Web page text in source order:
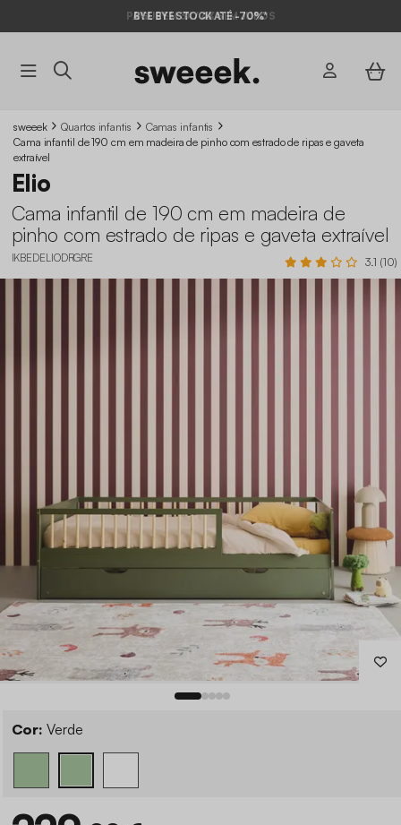
BYE BYE STOCK ATÉ -70%*
sweeek Quartos infantis
Camas infantis
Cama infantil de 190 cm em madeira de pinho com estrado de ripas e gaveta
extraível
Elio
Cama infantil de 190 cm em madeira de
pinho com estrado de ripas e gaveta extraível
IKBEDELIODRGRE 3.1 (10)
Cor: Verde